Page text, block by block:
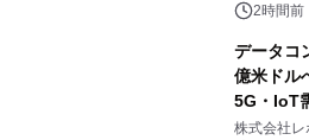
2時間前
データコ
億米ドル
5G・IoT
株式会社レ